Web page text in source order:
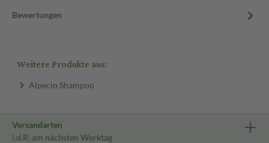
Bewertungen
Weitere Produkte aus:
Alpecin Shampoo
Versandarten
i.d.R. am nächsten Werktag